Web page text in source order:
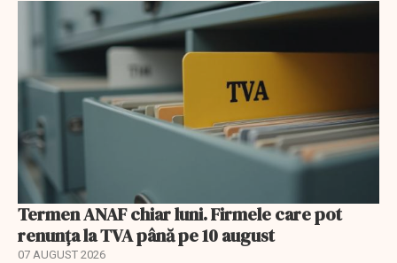
Termen ANAF chiar luni. Firmele care pot
renunța la TVA până pe 10 august
07 AUGUST 2026